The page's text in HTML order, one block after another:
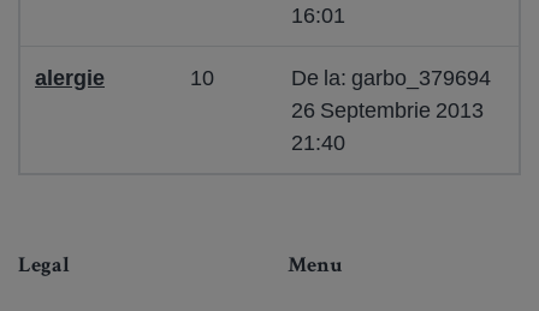
16:01
alergie 10
De la: garbo_379694
26 Septembrie 2013
21:40
Legal Menu